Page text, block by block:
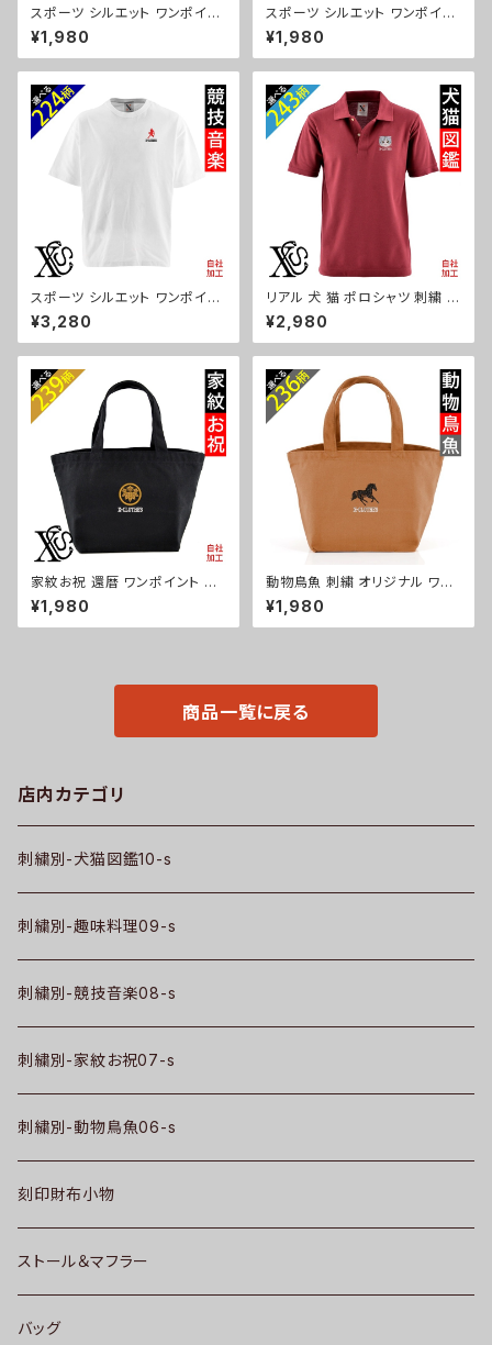
スポーツ シルエット ワンポイン
ト 刺繍 ミニトートバッグ レディ
ース キッズ メンズ キャンバス オ
リジナル 小さめ 帆布 おしゃれ
ミニバッグ 軽量 子供 グレー グ
ッズ 文字 面白い おもしろ 卒団
記念品 部活 卒業 ori-aw-bag
2-g08-s
¥1,980
スポーツ シルエット ワンポイン
ト 刺繍 ミニトートバッグ レディ
ース キッズ メンズ キャンバス オ
リジナル 小さめ 帆布 おしゃれ
軽い ミニバッグ 子供 黒 ブラッ
ク グッズ 文字 面白い おもしろ
卒団 記念品 部活 卒業 ori-aw
-bag2-b08-s
¥1,980
スポーツ シルエット ワンポイン
ト 刺繍 5.6オンス ビッグシルエ
ット 半袖 Tシャツ メンズ グッズ
白 ホワイト カットソー 黒 ブラッ
カー バスケ テニス 誕生日 ori-
am-tst6-g08-s
¥3,280
リアル 犬 猫 ポロシャツ 刺繍 プ
レゼント 半袖 メンズ オリジナル
無地 ワンポイント ロゴ おしゃ
れ ゴルフ 吸汗速乾 赤 ワイン
ワワ シーズー シュナウザー パ
グ フレンチブルドッグ X-CLOT
HES 猫図鑑 犬図鑑 ori-am-p
oh2-r10-s
¥2,980
家紋お祝 還暦 ワンポイント 刺
繍 オリジナル ミニトートバッグ
レディース キッズ メンズ キャン
バス 小さめ 帆布 おしゃれ トー
¥1,980
動物鳥魚 刺繍 オリジナル ワン
ポイントミニトートバッグ レディ
ース キッズ メンズ キャンバス オ
リジナル 小さめ 帆布 おしゃれ
¥1,980
商品一覧に戻る
店内カテゴリ
刺繍別-犬猫図鑑10-s
刺繍別-趣味料理09-s
刺繍別-競技音楽08-s
刺繍別-家紋お祝07-s
刺繍別-動物鳥魚06-s
刻印財布小物
ストール＆マフラー
バッグ